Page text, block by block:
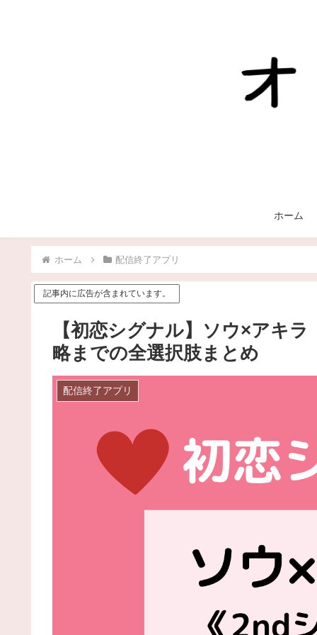
ホーム
ホーム 配信終了アプリ
記事内に広告が含まれています。
【初恋シグナル】ソウ×アキ
略までの全選択肢まとめ
配信終了アプリ